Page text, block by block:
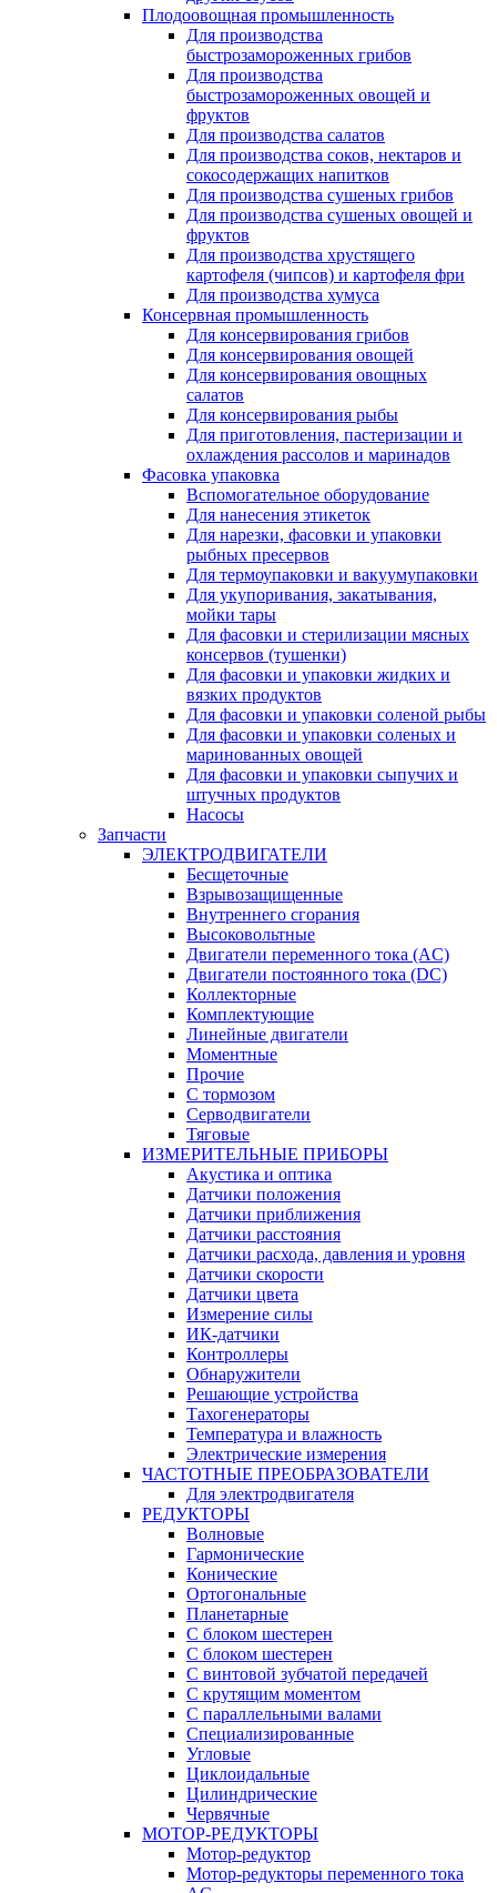
Плодоовощная промышленность
Для производства
быстрозамороженных грибов
Для производства
быстрозамороженных овощей и
фруктов
Для производства салатов
Для производства соков, нектаров и
сокосодержащих напитков
Для производства сушеных грибов
Для производства сушеных овощей и
фруктов
Для производства хрустящего
картофеля (чипсов) и картофеля фри
Для производства хумуса
Консервная промышленность
Для консервирования грибов
Для консервирования овощей
Для консервирования овощных
салатов
Для консервирования рыбы
Для приготовления, пастеризации и
охлаждения рассолов и маринадов
Фасовка упаковка
Вспомогательное оборудование
Для нанесения этикеток
Для нарезки, фасовки и упаковки
рыбных пресервов
Для термоупаковки и вакуумупаковки
Для укупоривания, закатывания,
мойки тары
Для фасовки и стерилизации мясных
консервов (тушенки)
Для фасовки и упаковки жидких и
вязких продуктов
Для фасовки и упаковки соленой рыбы
Для фасовки и упаковки соленых и
маринованных овощей
Для фасовки и упаковки сыпучих и
штучных продуктов
Насосы
Запчасти
ЭЛЕКТРОДВИГАТЕЛИ
Бесщеточные
Взрывозащищенные
Внутреннего сгорания
Высоковольтные
Двигатели переменного тока (AC)
Двигатели постоянного тока (DC)
Коллекторные
Комплектующие
Линейные двигатели
Моментные
Прочие
С тормозом
Серводвигатели
Тяговые
ИЗМЕРИТЕЛЬНЫЕ ПРИБОРЫ
Акустика и оптика
Датчики положения
Датчики приближения
Датчики расстояния
Датчики расхода, давления и уровня
Датчики скорости
Датчики цвета
Измерение силы
ИК-датчики
Контроллеры
Обнаружители
Решающие устройства
Тахогенераторы
Температура и влажность
Электрические измерения
ЧАСТОТНЫЕ ПРЕОБРАЗОВАТЕЛИ
Для электродвигателя
РЕДУКТОРЫ
Волновые
Гармонические
Конические
Ортогональные
Планетарные
С блоком шестерен
С блоком шестерен
С винтовой зубчатой передачей
С крутящим моментом
С параллельными валами
Специализированные
Угловые
Циклоидальные
Цилиндрические
Червячные
МОТОР-РЕДУКТОРЫ
Мотор-редуктор
Мотор-редукторы переменного тока